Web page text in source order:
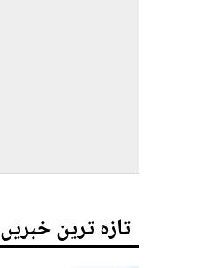
تازہ ترین خبریں